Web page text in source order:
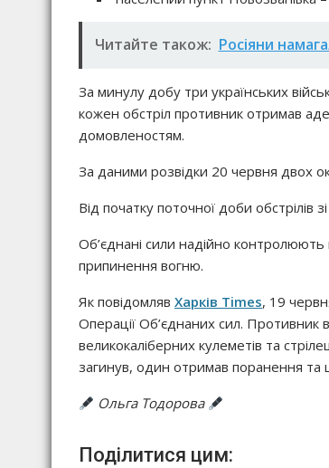
Читайте також: Росіяни
За минулу добу три українських
кожен обстріл противник отримав
домовленостям.
За даними розвідки 20 червня двох
Від початку поточної доби обстрілів
Об’єднані сили надійно
припинення вогню.
Як повідомляв Харків Times, 19
Операції Об’єднаних сил. Противник
великокаліберних кулеметів та
загинув, один отримав поранення
Ольга Тодорова
Поділитися цим: